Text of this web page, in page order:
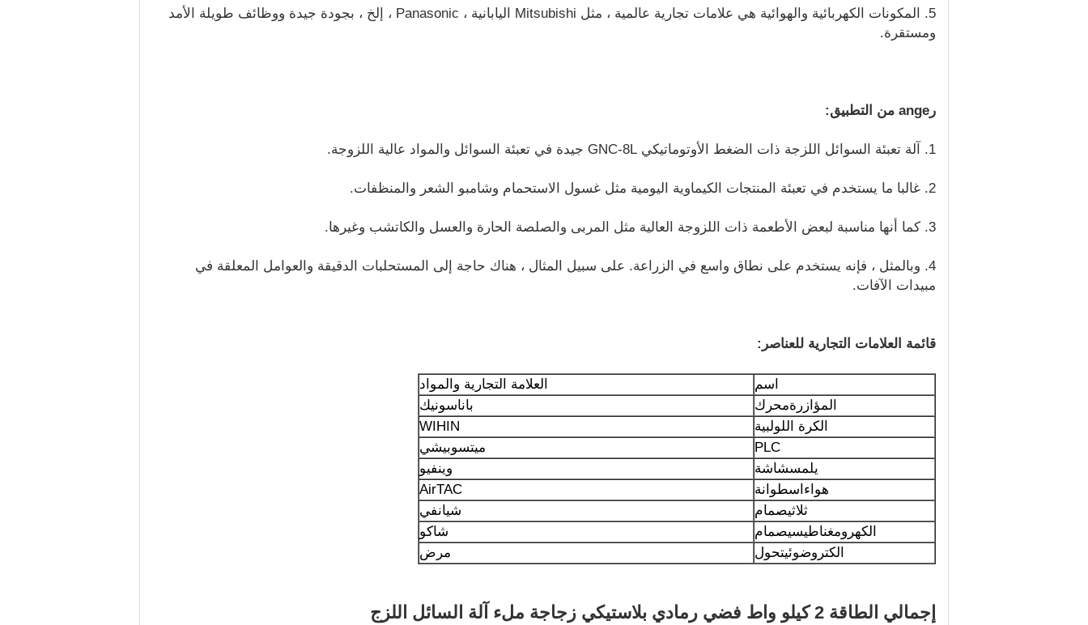
5. المكونات الكهربائية والهوائية هي علامات تجارية عالمية ، مثل Mitsubishi اليابانية ، Panasonic ، إلخ ، بجودة جيدة ووظائف طويلة الأمد
ومستقرة.
ر ange من التطبيق :
1. آلة تعبئة السوائل اللزجة ذات الضغط الأوتوماتيكي GNC-8L جيدة في تعبئة السوائل والمواد عالية اللزوجة.
2. غالبا ما يستخدم في تعبئة المنتجات الكيماوية اليومية مثل غسول الاستحمام وشامبو الشعر والمنظفات.
3. كما أنها مناسبة لبعض الأطعمة ذات اللزوجة العالية مثل المربى والصلصة الحارة والعسل والكاتشب وغيرها.
4. وبالمثل ، فإنه يستخدم على نطاق واسع في الزراعة. على سبيل المثال ، هناك حاجة إلى المستحلبات الدقيقة والعوامل المعلقة في
مبيدات الآفات.
قائمة العلامات التجارية للعناصر:
اسم
العلامة التجارية والمواد
المؤازرةمحرك
باناسونيك
الكرة اللولبية
WIHIN
PLC
ميتسوبيشي
يلمسشاشة
وينفيو
هواء اسطوانة
AirTAC
ثلاثيصمام
شيانفي
الكهرومغناطيسيصمام
شاكو
الكتروضوئيتحول مرض
إجمالي الطاقة 2 كيلو واط فضي رمادي بلاستيكي زجاجة ملء آلة السائل اللزج